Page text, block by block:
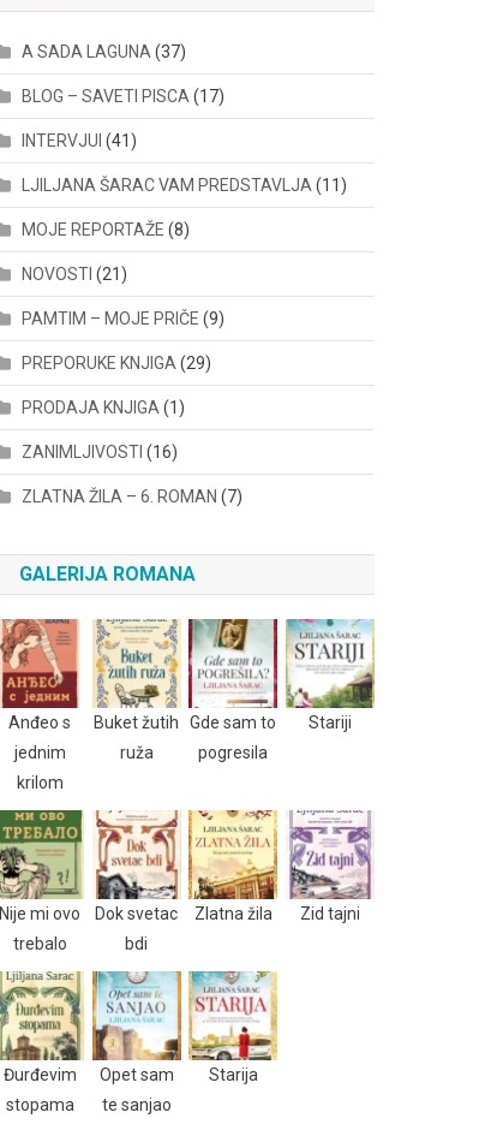
A SADA LAGUNA (37)
BLOG – SAVETI PISCA (17)
INTERVJUI (41)
LJILJANA ŠARAC VAM PREDSTAVLJA (11)
MOJE REPORTAŽE (8)
NOVOSTI (21)
PAMTIM – MOJE PRIČE (9)
PREPORUKE KNJIGA (29)
PRODAJA KNJIGA (1)
ZANIMLJIVOSTI (16)
ZLATNA ŽILA – 6. ROMAN (7)
GALERIJA ROMANA
Anđeo s
jednim
krilom
Buket žutih
ruža
Gde sam to
pogresila
Stariji
Nije mi ovo
trebalo
Dok svetac
bdi
Zlatna žila Zid tajni
Đurđevim
stopama
Opet sam
te sanjao
Starija